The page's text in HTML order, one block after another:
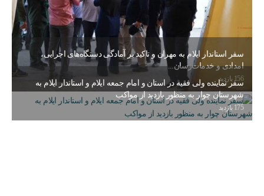
سفر استاندار ایلام به مهران و تاکید بر آمادگی دستگاه‌های اجرایی،
امدادی و خدمات‌رسان...
156 بازدید
سفر نماینده ولی فقیه در استان و امام جمعه ایلام و استاندار ایلام به
شهرستان‌ چوار به منظور بازدید از مواکب
175 بازدید